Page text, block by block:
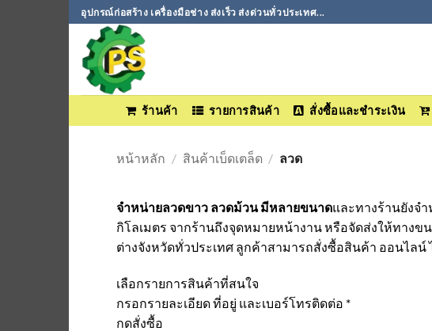
ข้าม
ไป
เนื้อหา
อุปกรณ์ก่อสร้าง เครื่องมือช่าง ส่งเร็ว ส่งด่วนทั่วประเทศ...
ร้านค้า รายการสินค้า สั่งซื้อและชำระเงิน
หน้าหลัก / สินค้าเบ็ดเตล็ด / ลวด
จำหน่ายลวดขาว ลวดม้วน มีหลายขนาดและทางร้านยังจ
กิโลเมตร จากร้านถึงจุดหมายหน้างาน หรือจัดส่งให้ทาง
ต่างจังหวัดทั่วประเทศ ลูกค้าสามารถสั่งซื้อสินค้า ออนไล
เลือกรายการสินค้าที่สนใจ
กรอกรายละเอียด ที่อยู่ และเบอร์โทรติดต่อ *
กดสั่งซื้อ